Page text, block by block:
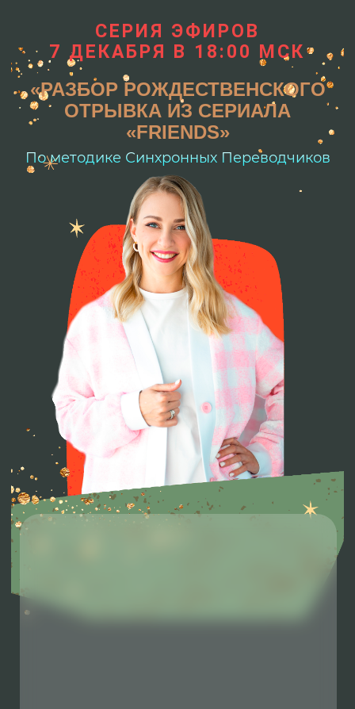
СЕРИЯ ЭФИРОВ
7 ДЕКАБРЯ В 18:00 МСК
«РАЗБОР РОЖДЕСТВЕНСКОГО
ОТРЫВКА ИЗ СЕРИАЛА
«FRIENDS»
По методике Синхронных Переводчиков